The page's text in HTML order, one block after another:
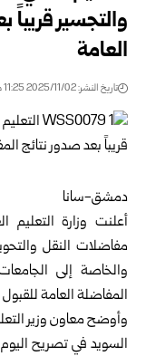
والتجسير
العامة
تاريخ النشر: 2025/11/02 11:25 مساءً
دمشق-سانا
أعلنت وزارة التعليم
مفاضلات النقل
والخاصة إلى
المفاضلة العامة
وأوضح معاون وزير
السويد في تصريح اليوم